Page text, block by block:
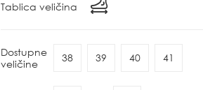
Tablica veličina
Dostupne
veličine
38 39 40 41